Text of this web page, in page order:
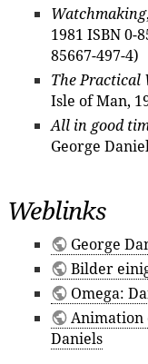
Watchmaking
1981 ISBN 0-
85667-497-4)
The Practical
Isle of Man,
All in good
George
Weblinks
George
Bilder
Omega:
Animation
Daniels